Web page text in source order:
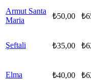
Armut Santa
Maria
₺50,00 ₺
Şeftali ₺35,00 ₺
Elma ₺40,00 ₺